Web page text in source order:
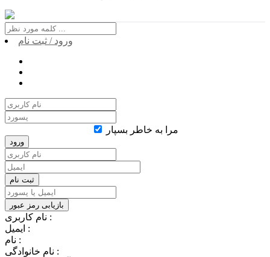
ورود / ثبت نام
مرا به خاطر بسپار
نام کاربری :
ایمیل :
نام :
نام خانوادگی :